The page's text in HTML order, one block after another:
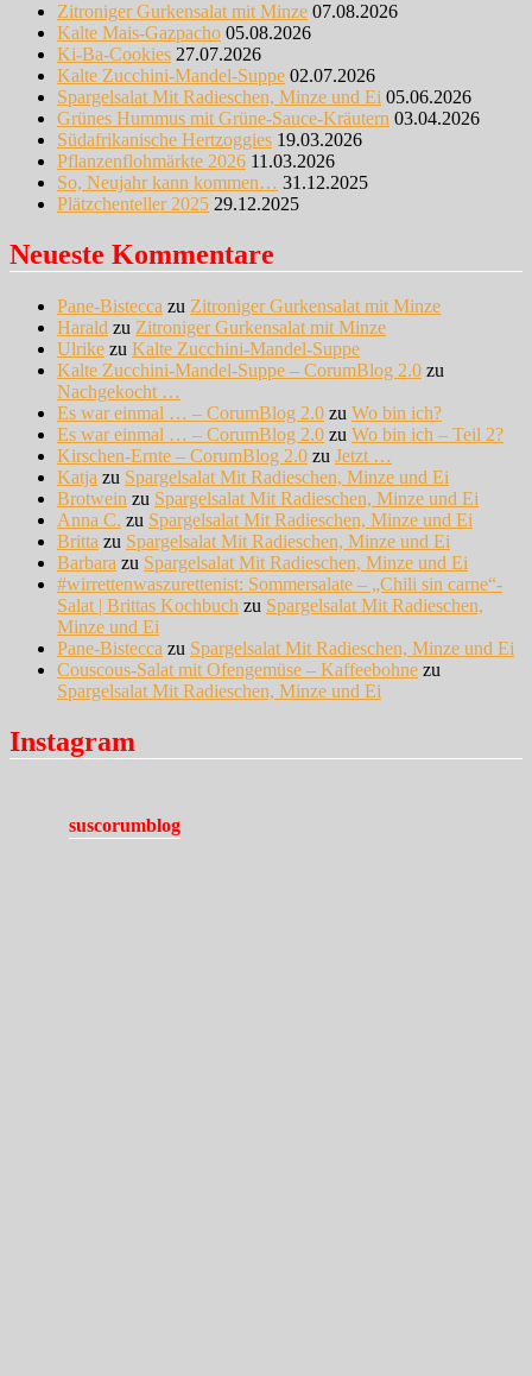
Zitroniger Gurkensalat mit Minze 07.08.2026
Kalte Mais-Gazpacho 05.08.2026
Ki-Ba-Cookies 27.07.2026
Kalte Zucchini-Mandel-Suppe 02.07.2026
Spargelsalat Mit Radieschen, Minze und Ei 05.06.2026
Grünes Hummus mit Grüne-Sauce-Kräutern 03.04.2026
Südafrikanische Hertzoggies 19.03.2026
Pflanzenflohmärkte 2026 11.03.2026
So, Neujahr kann kommen… 31.12.2025
Plätzchenteller 2025 29.12.2025
Neueste Kommentare
Pane-Bistecca zu Zitroniger Gurkensalat mit Minze
Harald zu Zitroniger Gurkensalat mit Minze
Ulrike zu Kalte Zucchini-Mandel-Suppe
Kalte Zucchini-Mandel-Suppe – CorumBlog 2.0 zu
Nachgekocht …
Es war einmal … – CorumBlog 2.0 zu Wo bin ich?
Es war einmal … – CorumBlog 2.0 zu Wo bin ich – Teil 2?
Kirschen-Ernte – CorumBlog 2.0 zu Jetzt …
Katja zu Spargelsalat Mit Radieschen, Minze und Ei
Brotwein zu Spargelsalat Mit Radieschen, Minze und Ei
Anna C. zu Spargelsalat Mit Radieschen, Minze und Ei
Britta zu Spargelsalat Mit Radieschen, Minze und Ei
Barbara zu Spargelsalat Mit Radieschen, Minze und Ei
#wirrettenwaszurettenist: Sommersalate – „Chili sin carne“-
Salat | Brittas Kochbuch zu Spargelsalat Mit Radieschen,
Minze und Ei
Pane-Bistecca zu Spargelsalat Mit Radieschen, Minze und Ei
Couscous-Salat mit Ofengemüse – Kaffeebohne zu
Spargelsalat Mit Radieschen, Minze und Ei
Instagram
suscorumblog